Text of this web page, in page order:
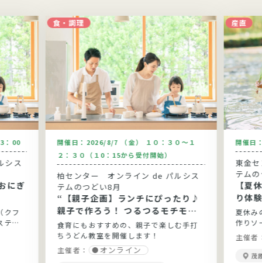
：00
シス
にぎ
クフ
テム
食・調理
開催日： 2026/8/7 （金） １０：３０～１
２：３０（１0：15から受付開始）
柏センター オンライン de パルシス
テムのつどい8月
“【親子企画】ランチにぴったり♪
親子で作ろう！ つるつるモチモチ
手打ちうどん”
食育にもおすすめの、親子で楽しむ手打
ちうどん教室を開催します！
主催者：
オンライン
産直
開催日
東金セ
テム
【夏
り体
夏休み
作りソ
主催者
茂